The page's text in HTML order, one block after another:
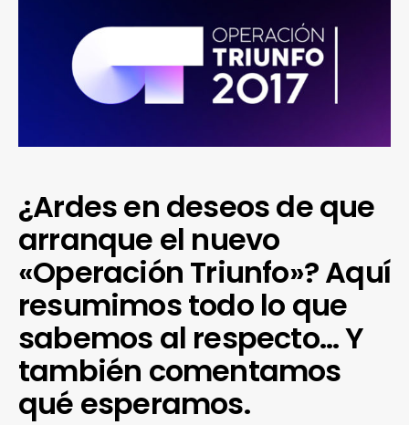
¿Ardes en deseos de que
arranque el nuevo
«Operación Triunfo»? Aquí
resumimos todo lo que
sabemos al respecto… Y
también comentamos
qué esperamos.